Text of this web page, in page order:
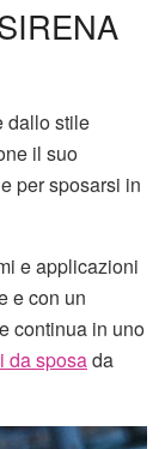
dallo stile
il suo
per sposarsi in
e applicazioni
e con un
continua in uno
da sposada